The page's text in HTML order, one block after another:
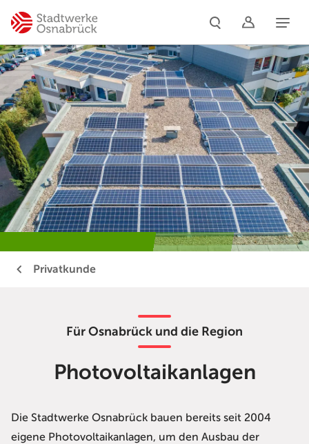
Privatkunde
Für Osnabrück und die Region
Photovoltaikanlagen
Die Stadtwerke Osnabrück bauen bereits seit 2004
eigene Photovoltaikanlagen, um den Ausbau der